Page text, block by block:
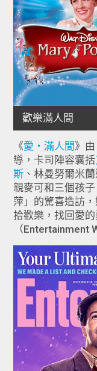
《愛‧滿人間》
導，卡司陣容囊括
斯 、林曼努爾米
親麥可和三個孩
萍」的驚喜造訪
拾歡樂，找回愛的
（Entertainment